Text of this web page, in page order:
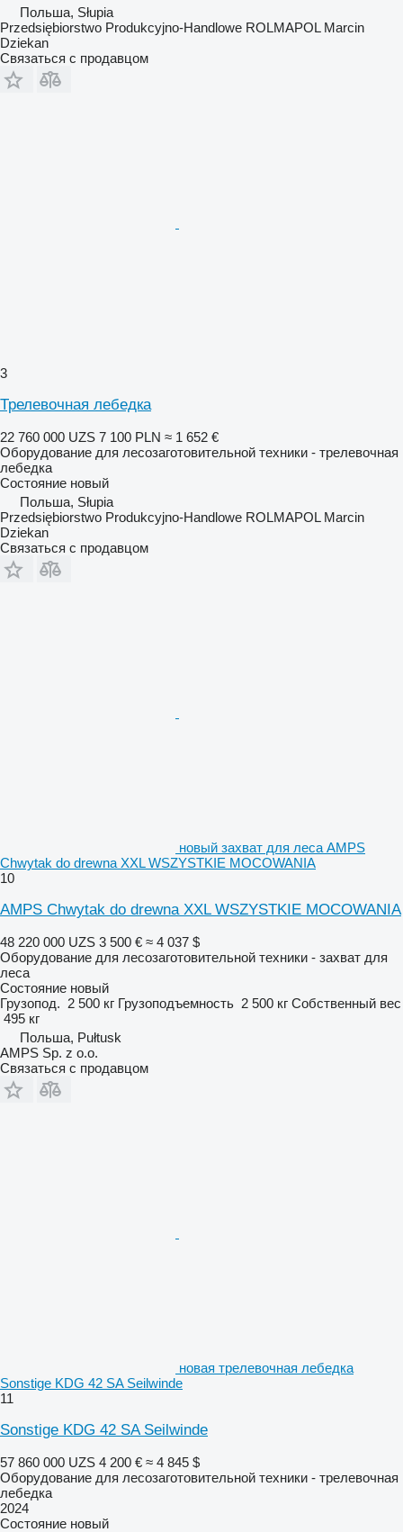
Польша, Słupia
Przedsiębiorstwo Produkcyjno-Handlowe ROLMAPOL Marcin
Dziekan
Связаться с продавцом
3
Трелевочная лебедка
22 760 000 UZS 7 100 PLN ≈ 1 652 €
Оборудование для лесозаготовительной техники - трелевочная
лебедка
Состояние новый
Польша, Słupia
Przedsiębiorstwo Produkcyjno-Handlowe ROLMAPOL Marcin
Dziekan
Связаться с продавцом
новый захват для леса AMPS
Chwytak do drewna XXL WSZYSTKIE MOCOWANIA
10
AMPS Chwytak do drewna XXL WSZYSTKIE MOCOWANIA
48 220 000 UZS 3 500 € ≈ 4 037 $
Оборудование для лесозаготовительной техники - захват для
леса
Состояние новый
Грузопод. 2 500 кг Грузоподъемность 2 500 кг Собственный вес
495 кг
Польша, Pułtusk
AMPS Sp. z o.o.
Связаться с продавцом
новая трелевочная лебедка
Sonstige KDG 42 SA Seilwinde
11
Sonstige KDG 42 SA Seilwinde
57 860 000 UZS 4 200 € ≈ 4 845 $
Оборудование для лесозаготовительной техники - трелевочная
лебедка
2024
Состояние новый